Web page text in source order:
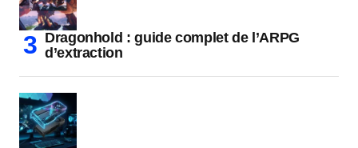
Dragonhold : guide complet de l’ARPG
d’extraction